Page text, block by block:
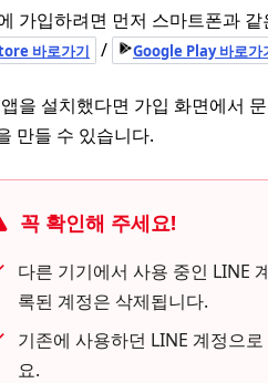
가입하려면 먼저 스마트폰과 같
바로가기 / Google Play 바로가
을 설치했다면 가입 화면에서
만들 수 있습니다.
꼭 확인해 주세요!
다른 기기에서 사용 중인 LINE
록된 계정은 삭제됩니다.
기존에 사용하던 LINE 계정으
요.